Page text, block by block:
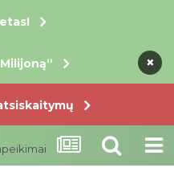
×
×
×